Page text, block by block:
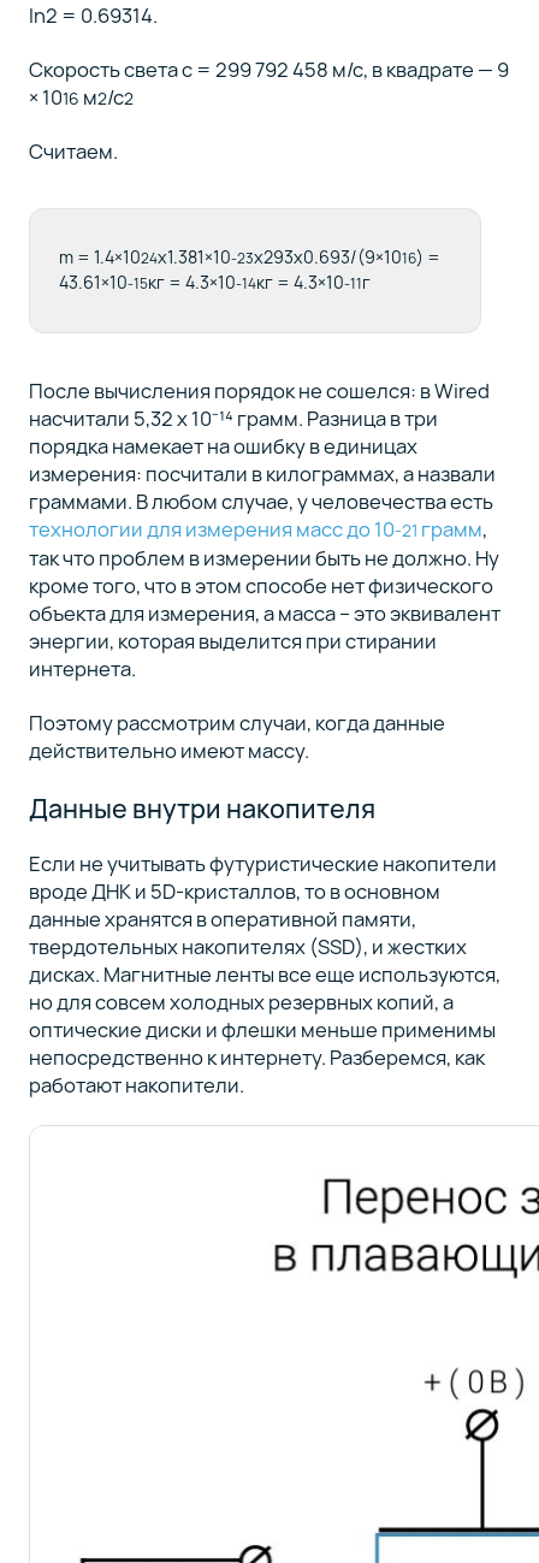
ln2 = 0.69314.
Скорость света c = 299 792 458 м/с, в квадрате — 9
× 1016 м2/с2
Считаем.
m = 1.4×1024x1.381×10-23x293x0.693/(9×1016) =
43.61×10-15кг = 4.3×10-14кг = 4.3×10-11г
После вычисления порядок не сошелся: в Wired
насчитали 5,32 x 10⁻¹⁴ грамм. Разница в три
порядка намекает на ошибку в единицах
измерения: посчитали в килограммах, а назвали
граммами. В любом случае, у человечества есть
технологии для измерения масс до 10-21 грамм,
так что проблем в измерении быть не должно. Ну
кроме того, что в этом способе нет физического
объекта для измерения, а масса – это эквивалент
энергии, которая выделится при стирании
интернета.
Поэтому рассмотрим случаи, когда данные
действительно имеют массу.
Данные внутри накопителя
Если не учитывать футуристические накопители
вроде ДНК и 5D-кристаллов, то в основном
данные хранятся в оперативной памяти,
твердотельных накопителях (SSD), и жестких
дисках. Магнитные ленты все еще используются,
но для совсем холодных резервных копий, а
оптические диски и флешки меньше применимы
непосредственно к интернету. Разберемся, как
работают накопители.